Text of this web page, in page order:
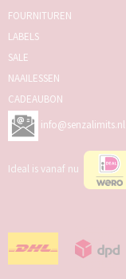
FOURNITUREN
LABELS
SALE
NAAILESSEN
CADEAUBON
info@senzalimits.nl
Ideal is vanaf nu